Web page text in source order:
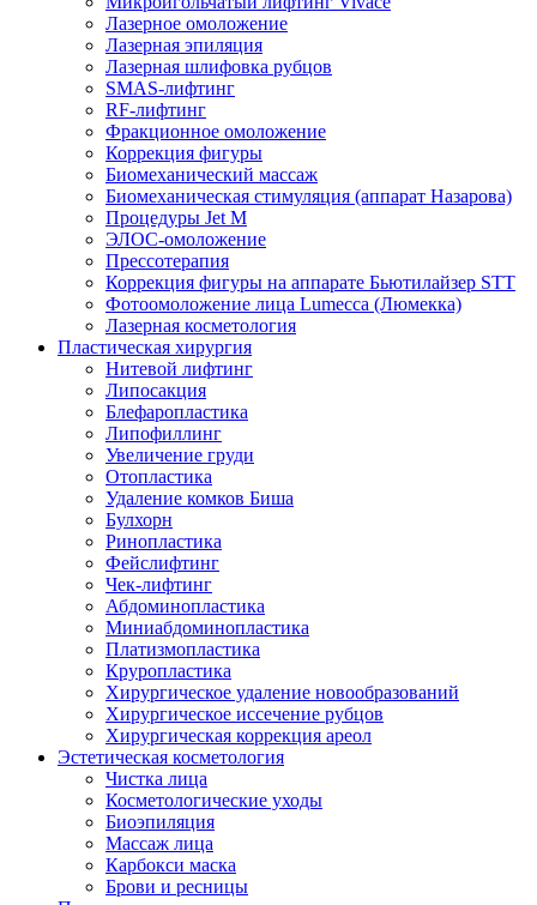
Лазерное омоложение
Лазерная эпиляция
Лазерная шлифовка рубцов
SMAS-лифтинг
RF-лифтинг
Фракционное омоложение
Коррекция фигуры
Биомеханический массаж
Биомеханическая стимуляция (аппарат Назарова)
Процедуры Jet M
ЭЛОС-омоложение
Прессотерапия
Коррекция фигуры на аппарате Бьютилайзер STT
Фотоомоложение лица Lumecca (Люмекка)
Лазерная косметология
Пластическая хирургия
Нитевой лифтинг
Липосакция
Блефаропластика
Липофиллинг
Увеличение груди
Отопластика
Удаление комков Биша
Булхорн
Ринопластика
Фейслифтинг
Чек-лифтинг
Абдоминопластика
Миниабдоминопластика
Платизмопластика
Круропластика
Хирургическое удаление новообразований
Хирургическое иссечение рубцов
Хирургическая коррекция ареол
Эстетическая косметология
Чистка лица
Косметологические уходы
Биоэпиляция
Массаж лица
Карбокси маска
Брови и ресницы